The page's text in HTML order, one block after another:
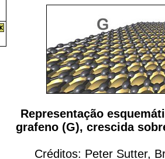
Representação
grafeno (G), crescida
Créditos: Peter Sutter,